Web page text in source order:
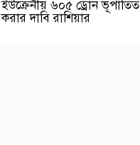
ইউক্রেনীয় ৬০৫ ড্রোন ভূপাতিত
করার দাবি রাশিয়ার